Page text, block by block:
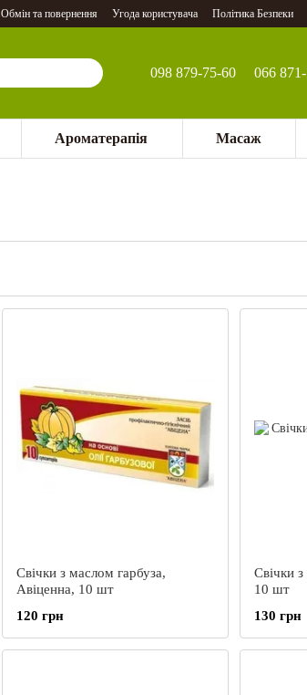
Обмін та повернення Угода користувача Політика Безпеки
098 879-75-60 066
Ароматерапія Масаж
Свічки з маслом гарбуза,
Авіценна, 10 шт
120 грн
Свічки
10 шт
130 грн